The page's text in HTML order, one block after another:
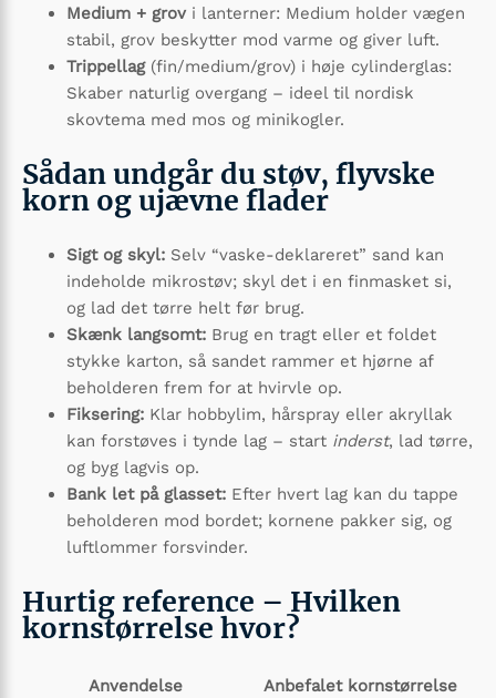
Medium + grov i lanterner: Medium holder vægen
stabil, grov beskytter mod varme og giver luft.
Trippellag(fin/medium/grov) i høje cylinderglas:
Skaber naturlig overgang – ideel til nordisk
skovtema med mos og minikogler.
Sådan undgår du støv, flyvske
korn og ujævne flader
Sigt og skyl: Selv “vaske-deklareret” sand kan
indeholde mikrostøv; skyl det i en finmasket si,
og lad det tørre helt før brug.
Skænk langsomt: Brug en tragt eller et foldet
stykke karton, så sandet rammer et hjørne af
beholderen frem for at hvirvle op.
Fiksering: Klar hobbylim, hårspray eller akryllak
kan forstøves i tynde lag – start inderst, lad tørre,
og byg lagvis op.
Bank let på glasset: Efter hvert lag kan du tappe
beholderen mod bordet; kornene pakker sig, og
luftlommer forsvinder.
Hurtig reference – Hvilken
kornstørrelse hvor?
Anvendelse
Anbefalet kornstørrelse